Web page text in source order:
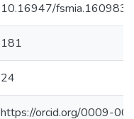
10.16947/fsmia.1609838
181
24
https://orcid.org/0009-